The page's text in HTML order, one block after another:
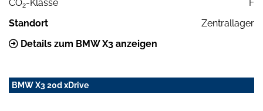
CO2-Klasse
F
Standort
Zentrallager
Details zum BMW X3 anzeigen
BMW X3 20d xDrive